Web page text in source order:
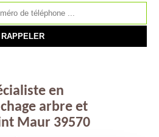
en
arbre et
Maur 39570